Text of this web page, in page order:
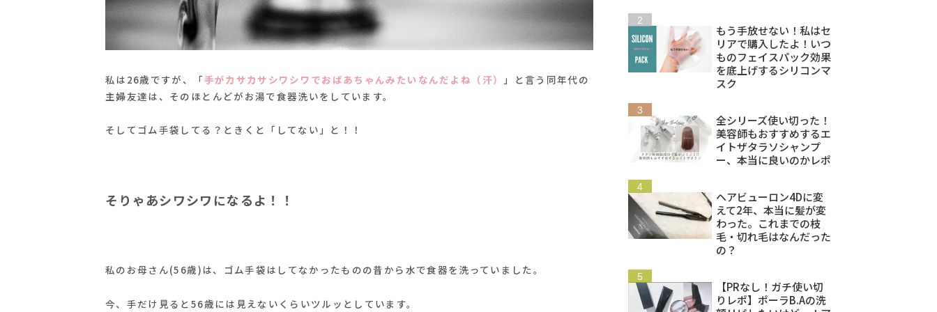
私は26歳ですが、「手がカサカサシワシワでおばあちゃんみたいなんだよね（汗）
」と言う同年代の
主婦友達は、そのほとんどがお湯で食器洗いをしています。
そしてゴム手袋してる？ときくと「してない」と！！
そりゃあシワシワになるよ！！
私のお母さん(56歳)は、ゴム手袋はしてなかったものの昔から水で食器を洗っていました。
今、手だけ見ると56歳には見えないくらいツルッとしています。
もう手放せない！私はセ
リアで購入したよ！いつ
ものフェイスパック効果
を底上げするシリコンマ
スク
全シリーズ使い切った！
美容師もおすすめするエ
イトザタラソシャンプ
ー、本当に良いのかレポ
ヘアビューロン4Dに変
えて2年、本当に髪が変
わった。これまでの枝
毛・切れ毛はなんだった
の？
【PRなし！ガチ使い切
りレポ】ポーラB.Aの洗